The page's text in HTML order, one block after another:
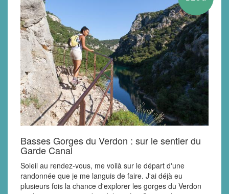
Basses Gorges du Verdon : sur le sentier du
Garde Canal
Soleil au rendez-vous, me voilà sur le départ d'une
randonnée que je me languis de faire. J'ai déjà eu
plusieurs fois la chance d'explorer les gorges du Verdon